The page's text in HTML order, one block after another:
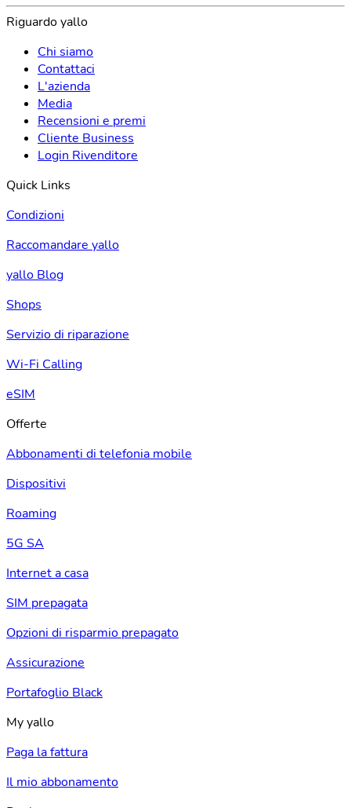
Riguardo yallo
Chi siamo
Contattaci
L'azienda
Media
Recensioni e premi
Cliente Business
Login Rivenditore
Quick Links
Condizioni
Raccomandare yallo
yallo Blog
Shops
Servizio di riparazione
Wi-Fi Calling
eSIM
Offerte
Abbonamenti di telefonia mobile
Dispositivi
Roaming
5G SA
Internet a casa
SIM prepagata
Opzioni di risparmio prepagato
Assicurazione
Portafoglio Black
My yallo
Paga la fattura
Il mio abbonamento